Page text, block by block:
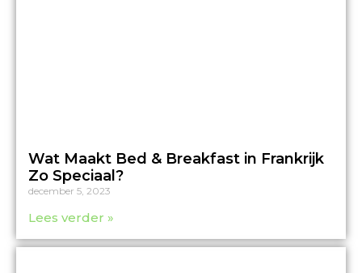
Wat Maakt Bed & Breakfast in Frankrijk
Zo Speciaal?
december 5, 2023
Lees verder »